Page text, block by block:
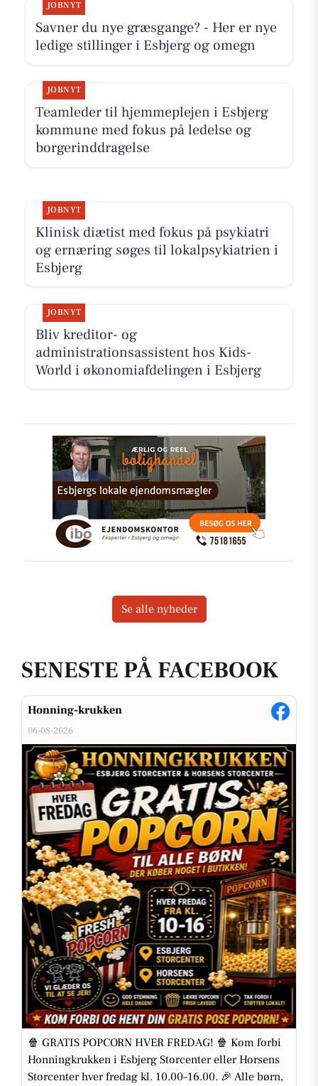
SENESTE PÅ FACEBOOK
Honning-krukken
06-08-2026
🍿 GRATIS POPCORN HVER FREDAG! 🍿 Kom forbi
Honningkrukken i Esbjerg Storcenter eller Horsens
Storcenter hver fredag kl. 10.00–16.00. 🎉 Alle børn,
JOBNYT
Savner du nye græsgange? - Her er nye
ledige stillinger i Esbjerg og omegn
JOBNYT
Teamleder til hjemmeplejen i Esbjerg
kommune med fokus på ledelse og
borgerinddragelse
JOBNYT
Klinisk diætist med fokus på psykiatri
og ernæring søges til lokalpsykiatrien i
Esbjerg
JOBNYT
Bliv kreditor- og
administrationsassistent hos Kids-
World i økonomiafdelingen i Esbjerg
Se alle nyheder